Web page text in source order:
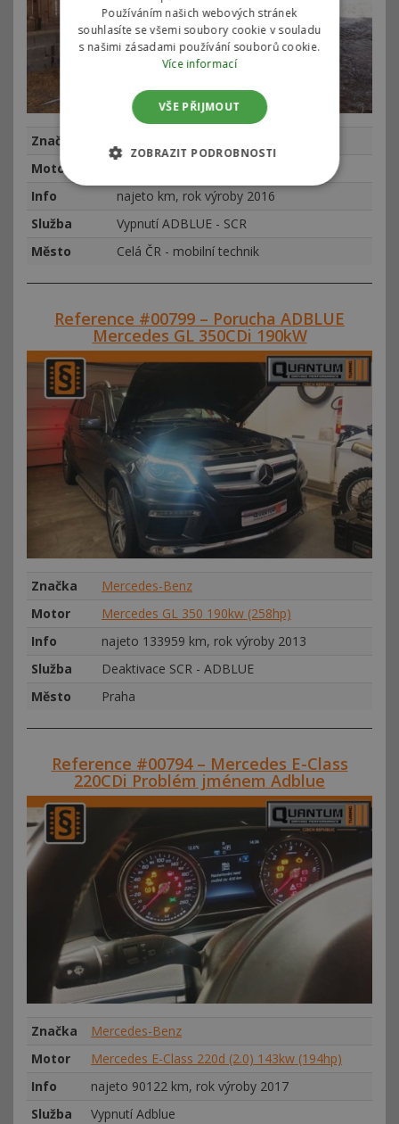
Značka
Motor
Info
najeto km, rok výroby 2016
Služba
Vypnutí ADBLUE - SCR
Město
Celá ČR - mobilní technik
Reference #00799 – Porucha ADBLUE
Mercedes GL 350CDi 190kW
Značka
Mercedes-Benz
Motor
Mercedes GL 350 190kw (258hp)
Info
najeto 133959 km, rok výroby 2013
Služba
Deaktivace SCR - ADBLUE
Město
Praha
Reference #00794 – Mercedes E-Class
220CDi Problém jménem Adblue
Značka
Mercedes-Benz
Motor
Mercedes E-Class 220d (2.0) 143kw (194hp)
Info
najeto 90122 km, rok výroby 2017
Služba
Vypnutí Adblue
Používáním našich webových stránek
souhlasíte se všemi soubory cookie v souladu
s našimi zásadami používání souborů cookie.
Více informací
VŠE PŘIJMOUT
ZOBRAZIT PODROBNOSTI